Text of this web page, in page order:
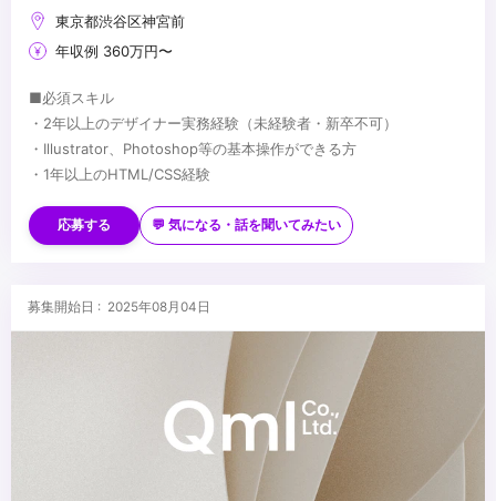
東京都渋谷区神宮前
年収例 360万円〜
■必須スキル
・2年以上のデザイナー実務経験（未経験者・新卒不可）
・Illustrator、Photoshop等の基本操作ができる方
・1年以上のHTML/CSS経験
・弊社のミッションに共感していただける方
・カスタマーに親身に寄り添ったヒアリングや提案に自信のある方
■求める人物像
・学び続けられる方
応募する 💬 気になる・話を聞いてみたい
募集開始日 : 2025年08月04日